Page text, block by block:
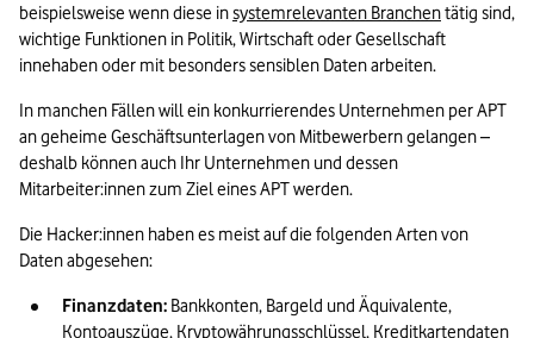
beispielsweise wenn diese in systemrelevanten Branchen tätig sind,
wichtige Funktionen in Politik, Wirtschaft oder Gesellschaft
innehaben oder mit besonders sensiblen Daten arbeiten.
In manchen Fällen will ein konkurrierendes Unternehmen per APT
an geheime Geschäftsunterlagen von Mitbewerbern gelangen –
deshalb können auch Ihr Unternehmen und dessen
Mitarbeiter:innen zum Ziel eines APT werden.
Die Hacker:innen haben es meist auf die folgenden Arten von
Daten abgesehen:
Finanzdaten: Bankkonten, Bargeld und Äquivalente,
Kontoauszüge, Kryptowährungsschlüssel, Kreditkartendaten